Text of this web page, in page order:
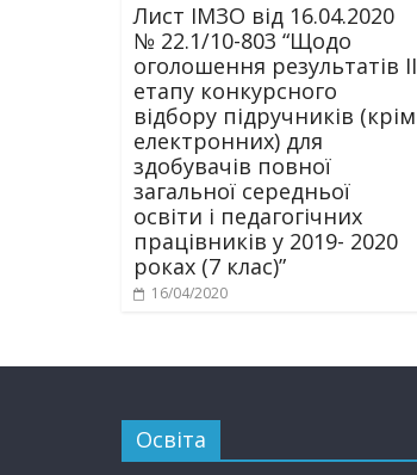
Лист ІМЗО від 16.04.2020
№ 22.1/10-803 “Щодо
оголошення результатів II
етапу конкурсного
відбору підручників (крім
електронних) для
здобувачів повної
загальної середньої
освіти і педагогічних
працівників у 2019- 2020
роках (7 клас)”
16/04/2020
Освіта